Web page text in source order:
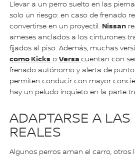
Llevar a un perro suelto en las
solo un riesgo: en caso de frenado
convertirse en un proyectil. Nissan
arneses anclados a los cinturones
fijados al piso. Además, muchas
como Kicks oVersacuentan con
frenado autónomo y alerta de
permiten conducir con mayor
hay un peludo inquieto en la parte
ADAPTARSE A
REALES
Algunos perros aman el carro, otros